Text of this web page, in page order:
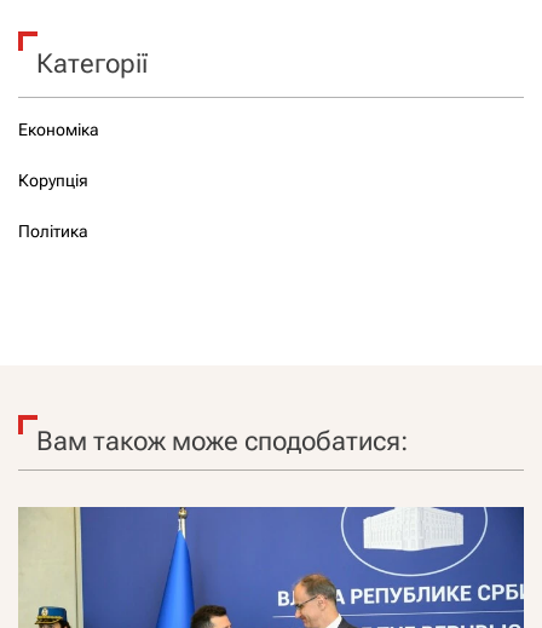
Категорії
Економіка
Корупція
Політика
Вам також може сподобатися: